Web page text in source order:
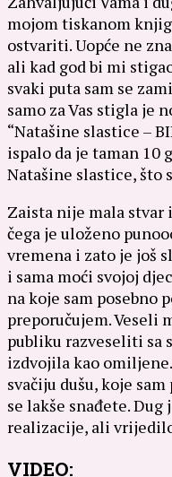
mojom tiskanom
ostvariti. Uopće ne
ali kad god bi mi
svaki puta sam se
samo za Vas stigla je
“Natašine slastice –
ispalo da je taman 10
Natašine slastice, što
Zaista nije mala
čega je uloženo
vremena i zato je još
i sama moći svojoj
na koje sam posebno
preporučujem. Veseli
publiku razveseliti sa
izdvojila kao
svačiju dušu, koje
se lakše snađete.
realizacije, ali
VIDEO: